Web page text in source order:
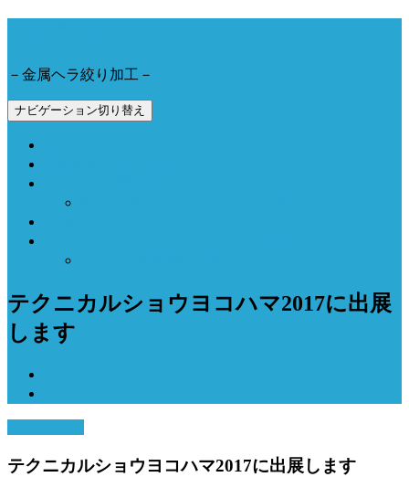
－金属ヘラ絞り加工－
ナビゲーション切り替え
テクニカルショウヨコハマ2017に出展
します
テクニカルショウヨコハマ2017に出展します